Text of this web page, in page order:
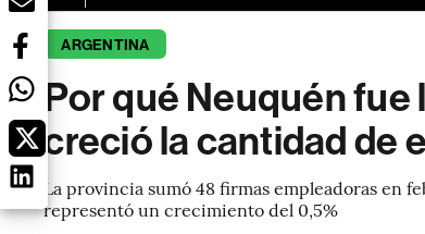
ARGENTINA
Por qué Neuquén
creció la cantidad de
La provincia sumó 48 firmas empleadoras en
representó un crecimiento del 0,5%